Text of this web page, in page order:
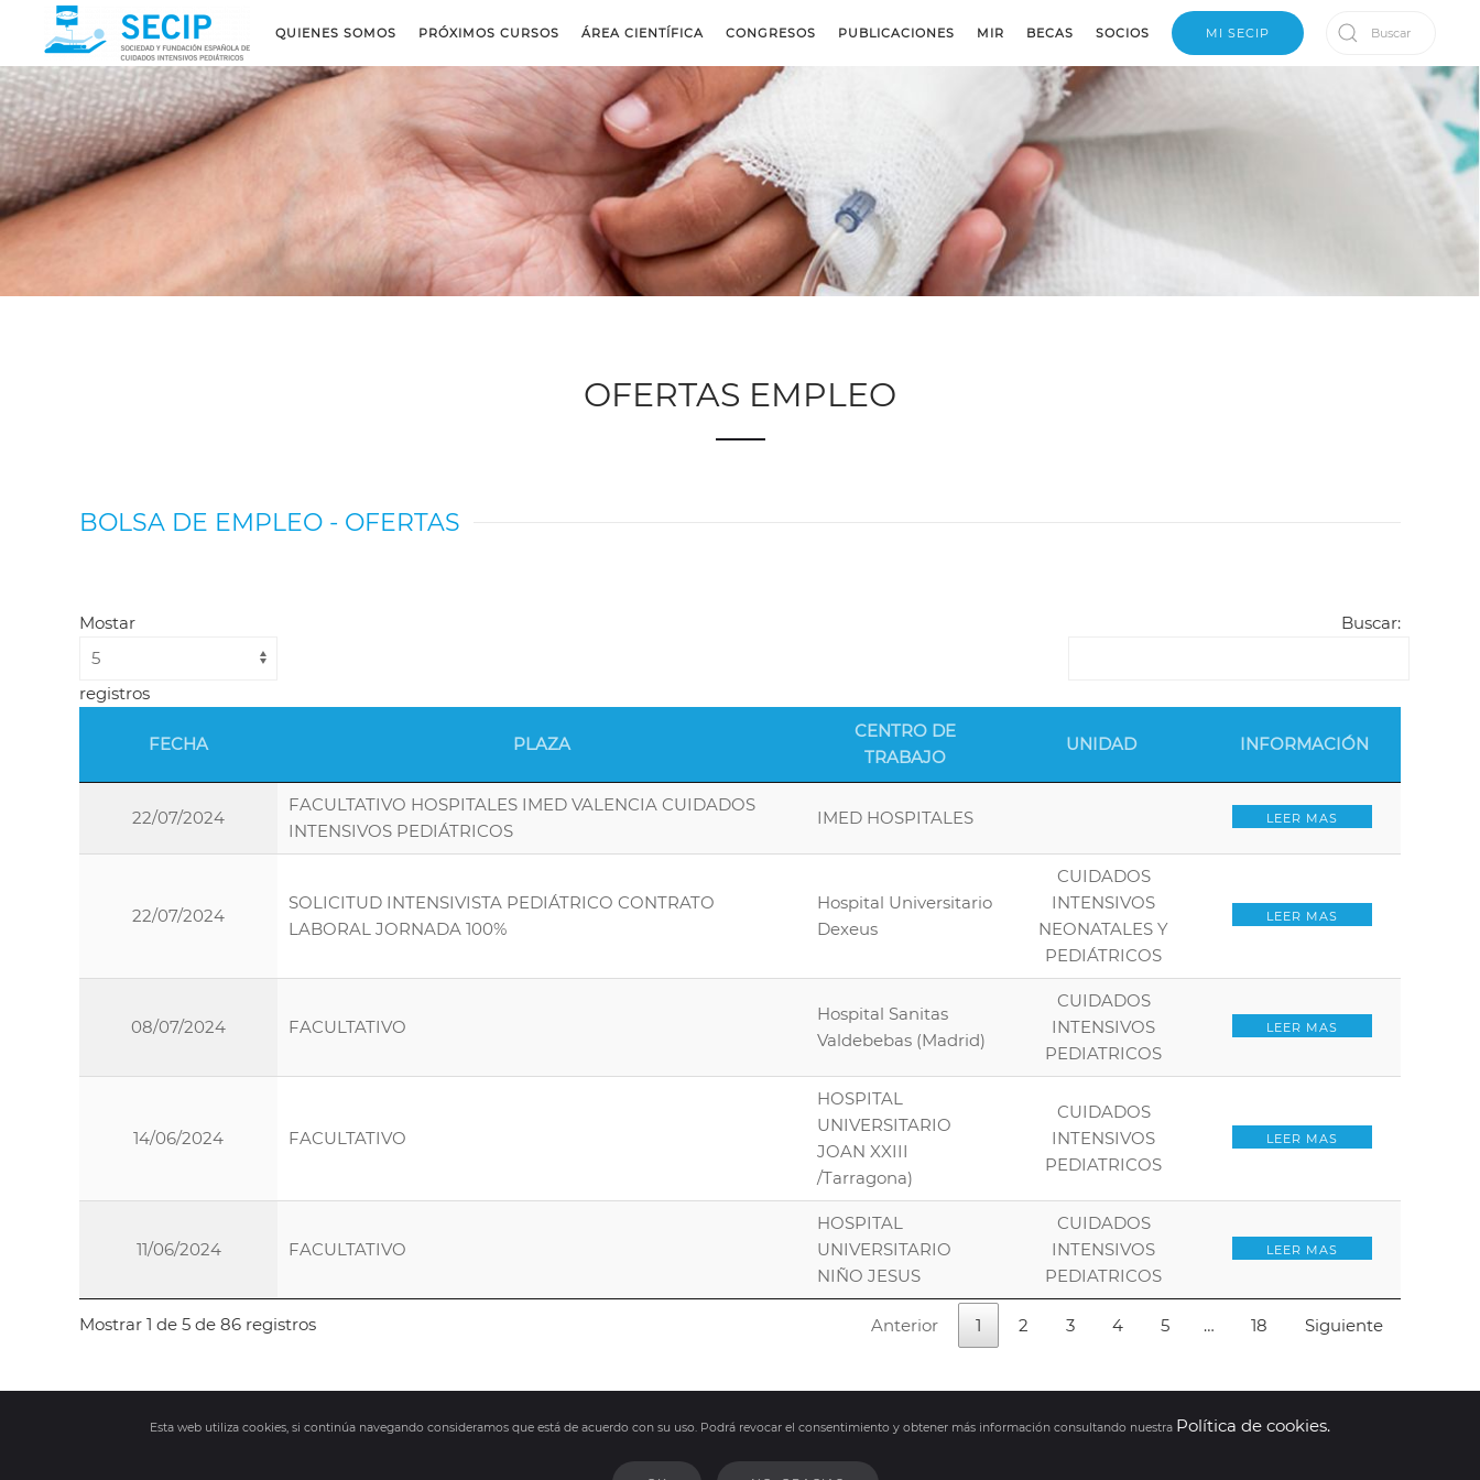
QUIENES SOMOS PRÓXIMOS CURSOS ÁREA CIENTÍFICA CONGRESOS PUBLICACIONES MIR BECAS SOCIOS MI SECIP
OFERTAS EMPLEO
BOLSA DE EMPLEO - OFERTAS
Mostar
registros
Buscar:
FECHA PLAZA
CENTRO DE
TRABAJO
UNIDAD INFORMACIÓN
22/07/2024
FACULTATIVO HOSPITALES IMED VALENCIA CUIDADOS
INTENSIVOS PEDIÁTRICOS
IMED HOSPITALES LEER MAS
22/07/2024
SOLICITUD INTENSIVISTA PEDIÁTRICO CONTRATO
LABORAL JORNADA 100%
Hospital Universitario
Dexeus
CUIDADOS
INTENSIVOS
NEONATALES Y
PEDIÁTRICOS
LEER MAS
08/07/2024 FACULTATIVO
Hospital Sanitas
Valdebebas (Madrid)
CUIDADOS
INTENSIVOS
PEDIATRICOS
LEER MAS
14/06/2024 FACULTATIVO
HOSPITAL
UNIVERSITARIO
JOAN XXIII
/Tarragona)
CUIDADOS
INTENSIVOS
PEDIATRICOS
LEER MAS
11/06/2024 FACULTATIVO
HOSPITAL
UNIVERSITARIO
NIÑO JESUS
CUIDADOS
INTENSIVOS
PEDIATRICOS
LEER MAS
Mostrar 1 de 5 de 86 registros Anterior 1 2 3 4 5 … 18 Siguiente
Esta web utiliza cookies, si continúa navegando consideramos que está de acuerdo con su uso. Podrá revocar el consentimiento y obtener más información consultando nuestra Política de cookies.